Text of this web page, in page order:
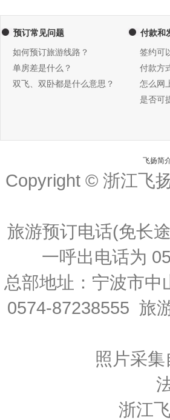
预订常见问题
如何预订旅游线路？
单房差是什么？
双飞、双卧都是什么意思？
付款和
签约可
付款方
怎么网
是否可
飞扬简
Copyright © 浙江飞
旅游预订电话(免长
一呼出电话为
总部地址：宁波市
0574-87238555 旅
照片采
浙江